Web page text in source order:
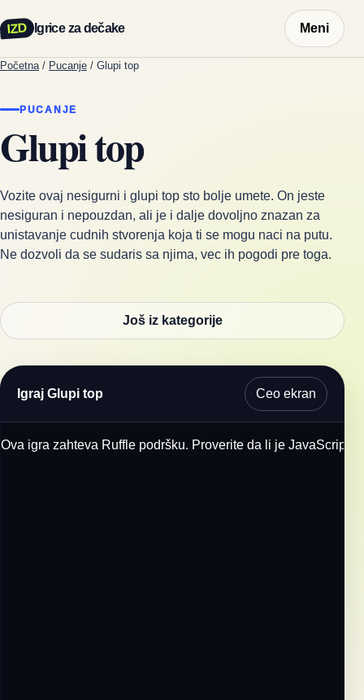
IZD Igrice za dečake Meni
Početna / Pucanje / Glupi top
PUCANJE
Glupi top
Vozite ovaj nesigurni i glupi top sto bolje umete. On jeste
nesiguran i nepouzdan, ali je i dalje dovoljno znazan za
unistavanje cudnih stvorenja koja ti se mogu naci na putu.
Ne dozvoli da se sudaris sa njima, vec ih pogodi pre toga.
Još iz kategorije
Igraj Glupi top Ceo ekran
Ova igra zahteva Ruffle podršku. Proverite da li je JavaScript